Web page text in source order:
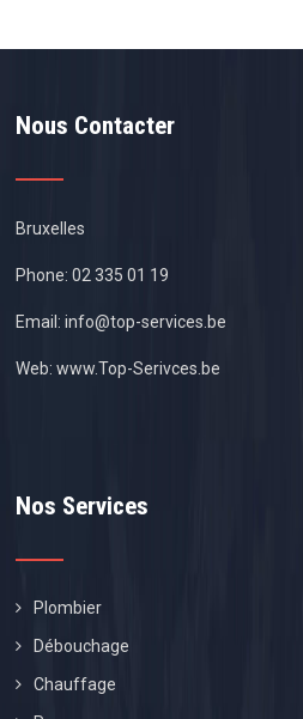
Nous Contacter
Bruxelles
Phone:02 335 01 19
Email:info@top-services.be
Web:www.Top-Serivces.be
Nos Services
Plombier
Débouchage
Chauffage